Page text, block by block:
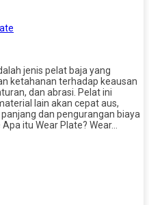
jenis pelat baja yang
ketahanan terhadap keausan
dan abrasi. Pelat ini
lain akan cepat aus,
dan pengurangan biaya
itu Wear Plate? Wear…